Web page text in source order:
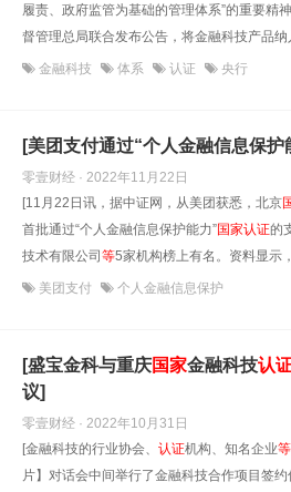
履责、政府监管为基础的管理体系”的重要精
督管理总局联合发布公告，将金融科技产品纳
金融科技 体系 认证 央行
[美团支付通过“个人金融信息保护
零壹财经 · 2022年11月22日
[11月22日讯，据中证网，从美团获悉，北京
首批通过“个人金融信息保护能力”国家认证的
技术有限公司等5家机构榜上有名。资料显示
美团支付 个人金融信息保护
[盛宝金科与重庆国家金融科技认
议]
零壹财经 · 2022年10月31日
[金融科技的行业协会、 认证机构、知名企业等
片】对话会中间举行了金融科技合作项目签